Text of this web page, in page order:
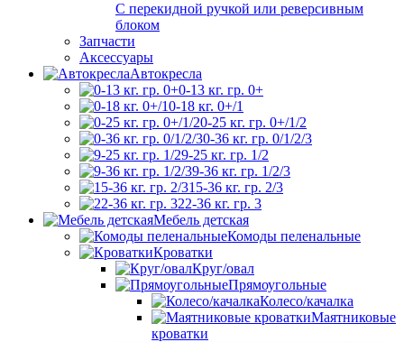
С перекидной ручкой или реверсивным
блоком
Запчасти
Аксессуары
Автокресла
0-13 кг. гр. 0+
0-18 кг. 0+/1
0-25 кг. гр. 0+/1/2
0-36 кг. гр. 0/1/2/3
9-25 кг. гр. 1/2
9-36 кг. гр. 1/2/3
15-36 кг. гр. 2/3
22-36 кг. гр. 3
Мебель детская
Комоды пеленальные
Кроватки
Круг/овал
Прямоугольные
Колесо/качалка
Маятниковые
кроватки